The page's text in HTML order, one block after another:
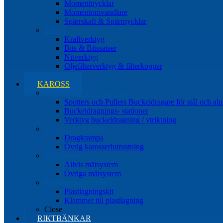
Momentnycklar
Momentomvandlare
Spärrskaft & Spärrnycklar
Kraftverktyg
Bits & Bitssatser
Nitverktyg
Oljefilterverktyg & filterkoppar
KAROSS
Spotters och Pullers Buckeldragare för stål och
Buckeldragnings- stationer
Verktyg buckeldragning / ytriktning
Dragkrampa
Övrig karosseriutrustning
Allvis mätsystem
Övriga mätsystem
Plastlagningskit
Klammer till plastlagning
Close
RIKTBÄNKAR